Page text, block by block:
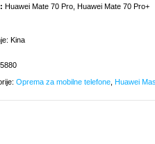
Huawei Mate 70 Pro, Huawei Mate 70 Pro+
Kina
Oprema za mobilne telefone Huawei